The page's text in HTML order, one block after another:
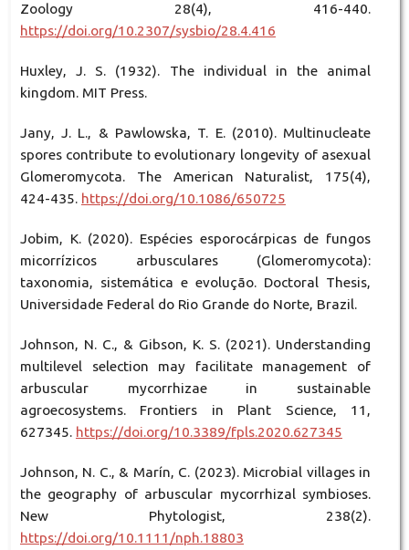
Zoology 28(4), 416-440.
https://doi.org/10.2307/sysbio/28.4.416
Huxley, J. S. (1932). The individual in the animal
kingdom. MIT Press.
Jany, J. L., & Pawlowska, T. E. (2010). Multinucleate
spores contribute to evolutionary longevity of asexual
Glomeromycota. The American Naturalist, 175(4),
424-435. https://doi.org/10.1086/650725
Jobim, K. (2020). Espécies esporocárpicas de fungos
micorrízicos arbusculares (Glomeromycota):
taxonomia, sistemática e evolução. Doctoral Thesis,
Universidade Federal do Rio Grande do Norte, Brazil.
Johnson, N. C., & Gibson, K. S. (2021). Understanding
multilevel selection may facilitate management of
arbuscular mycorrhizae in sustainable
agroecosystems. Frontiers in Plant Science, 11,
627345. https://doi.org/10.3389/fpls.2020.627345
Johnson, N. C., & Marín, C. (2023). Microbial villages in
the geography of arbuscular mycorrhizal symbioses.
New Phytologist, 238(2).
https://doi.org/10.1111/nph.18803